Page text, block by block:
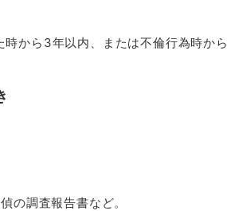
時から 3年以内、または不倫行為時から
の調査報告書など。